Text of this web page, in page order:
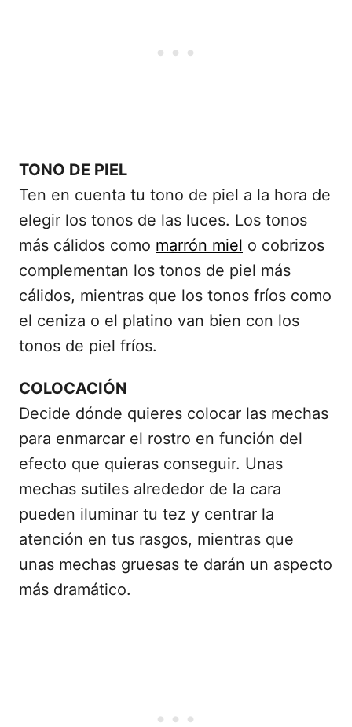
TONO DE PIEL
Ten en cuenta tu tono de piel a la hora de
elegir los tonos de las luces. Los tonos
más cálidos como marrón miel o cobrizos
complementan los tonos de piel más
cálidos, mientras que los tonos fríos como
el ceniza o el platino van bien con los
tonos de piel fríos.
COLOCACIÓN
Decide dónde quieres colocar las mechas
para enmarcar el rostro en función del
efecto que quieras conseguir. Unas
mechas sutiles alrededor de la cara
pueden iluminar tu tez y centrar la
atención en tus rasgos, mientras que
unas mechas gruesas te darán un aspecto
más dramático.